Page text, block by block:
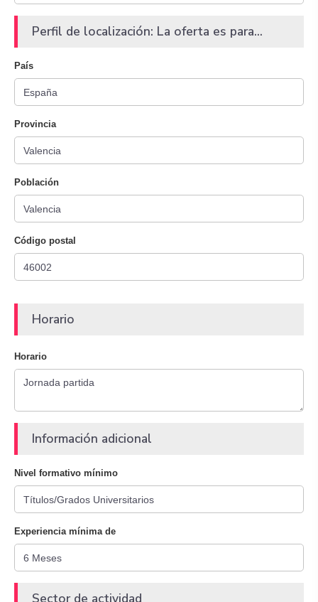
Perfil de localización: La oferta es para...
País
Provincia
Población
Código postal
Horario
Horario
Información adicional
Nivel formativo mínimo
Experiencia mínima de
Sector de actividad